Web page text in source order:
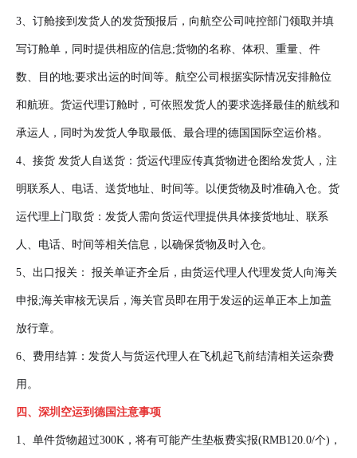
3、订舱接到发货人的发货预报后，向航空公司吨控部门领取并填
写订舱单，同时提供相应的信息;货物的名称、体积、重量、件
数、目的地;要求出运的时间等。航空公司根据实际情况安排舱位
和航班。货运代理订舱时，可依照发货人的要求选择最佳的航线和
承运人，同时为发货人争取最低、最合理的德国国际空运价格。
4、接货 发货人自送货：货运代理应传真货物进仓图给发货人，注
明联系人、电话、送货地址、时间等。以便货物及时准确入仓。货
运代理上门取货：发货人需向货运代理提供具体接货地址、联系
人、电话、时间等相关信息，以确保货物及时入仓。
5、出口报关： 报关单证齐全后，由货运代理人代理发货人向海关
申报;海关审核无误后，海关官员即在用于发运的运单正本上加盖
放行章。
6、费用结算：发货人与货运代理人在飞机起飞前结清相关运杂费
用。
四、深圳空运到德国注意事项
1、单件货物超过300K，将有可能产生垫板费实报(RMB120.0/个)，